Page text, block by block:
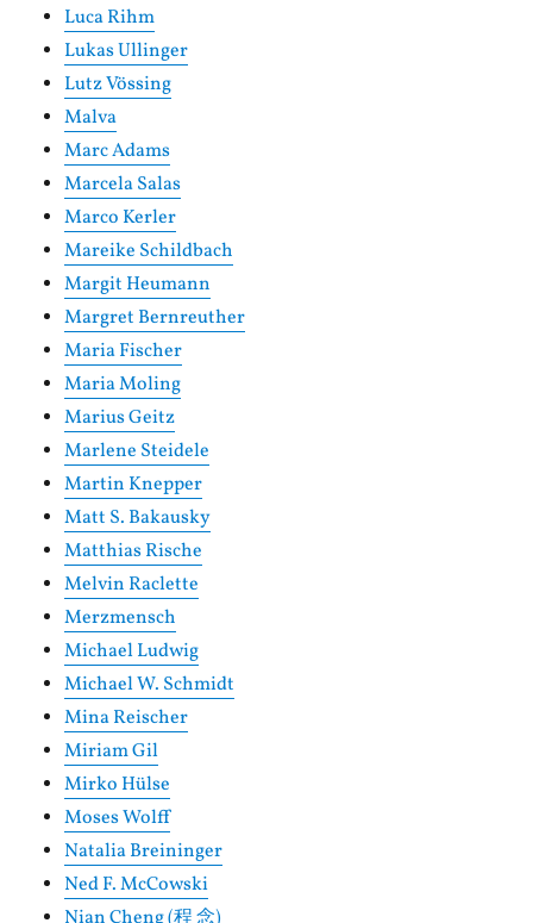
Luca Rihm
Lukas Ullinger
Lutz Vössing
Malva
Marc Adams
Marcela Salas
Marco Kerler
Mareike Schildbach
Margit Heumann
Margret Bernreuther
Maria Fischer
Maria Moling
Marius Geitz
Marlene Steidele
Martin Knepper
Matt S. Bakausky
Matthias Rische
Melvin Raclette
Merzmensch
Michael Ludwig
Michael W. Schmidt
Mina Reischer
Miriam Gil
Mirko Hülse
Moses Wolff
Natalia Breininger
Ned F. McCowski